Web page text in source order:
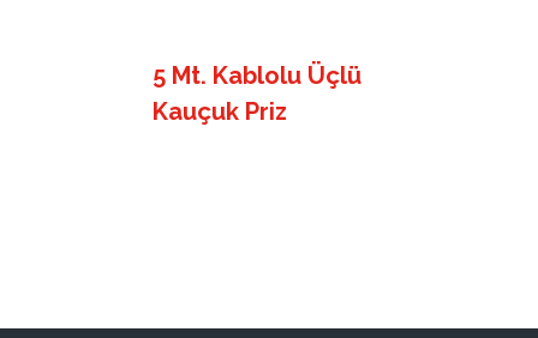
5 Mt. Kablolu Üçlü
Kauçuk Priz